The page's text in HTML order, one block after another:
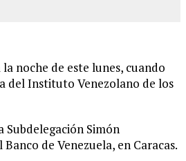
noche de este lunes, cuando
del Instituto Venezolano de los
Subdelegación Simón
de Venezuela, en Caracas.